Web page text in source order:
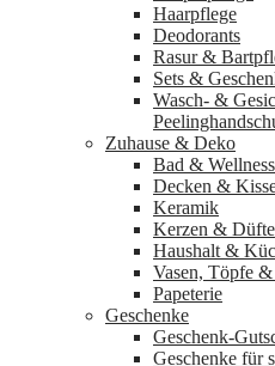
Haarpflege
Deodorants
Rasur &
Sets &
Wasch‑ &
Zuhause & Deko
Bad &
Decken &
Keramik
Kerzen & Düfte
Haushalt &
Vasen, Töpfe
Papeterie
Geschenke
Geschenk-
Geschenke für